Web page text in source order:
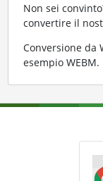
Non sei
convertire il
Conversione da
esempio WEBM.